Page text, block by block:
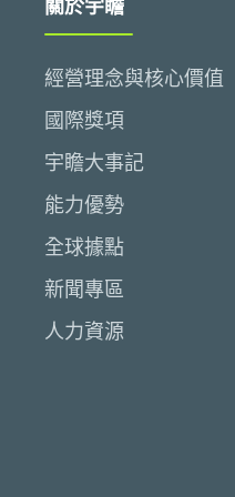
關於宇瞻
經營理念與核心價值
國際獎項
宇瞻大事記
能力優勢
全球據點
新聞專區
人力資源